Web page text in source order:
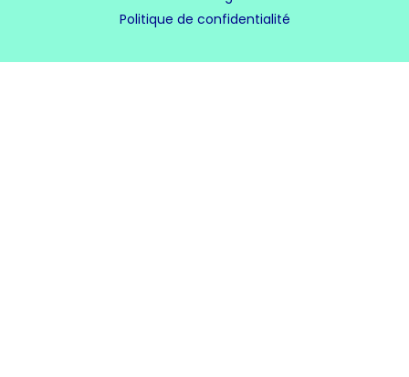
Politique de confidentialité